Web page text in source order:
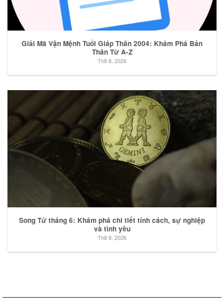
Giải Mã Vận Mệnh Tuổi Giáp Thân 2004: Khám Phá Bản
Thân Từ A-Z
Th8 8, 2026
Song Tử tháng 6: Khám phá chi tiết tính cách, sự nghiệp
và tình yêu
Th8 8, 2026